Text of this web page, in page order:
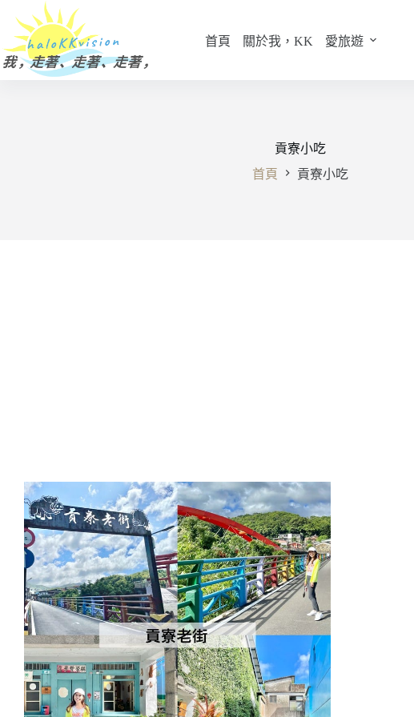
主
要
首頁 關於我，KK 愛旅遊
貢寮小吃
首頁
貢寮小吃